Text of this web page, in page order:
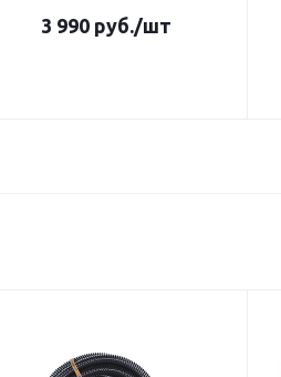
3 990 руб./шт